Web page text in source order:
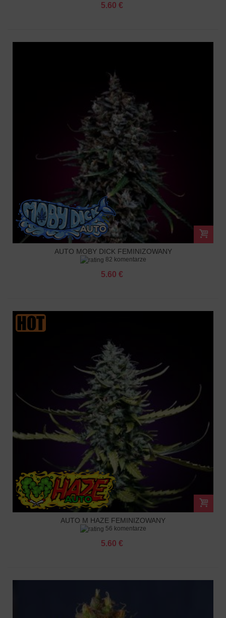
5.60 €
AUTO MOBY DICK FEMINIZOWANY
82 komentarze
5.60 €
AUTO M HAZE FEMINIZOWANY
56 komentarze
5.60 €